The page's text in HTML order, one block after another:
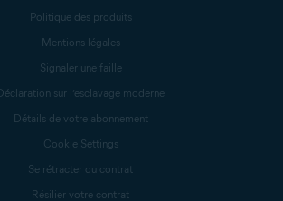
Politique des produits
Mentions légales
Signaler une faille
sur l’esclavage moderne
Détails de votre abonnement
Cookie Settings
Se rétracter du contrat
Résilier votre contrat